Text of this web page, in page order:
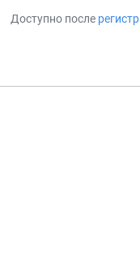
Доступно после